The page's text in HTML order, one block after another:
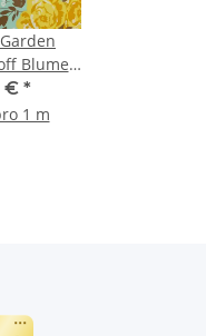
Blumen
weiß
€ *
1 m